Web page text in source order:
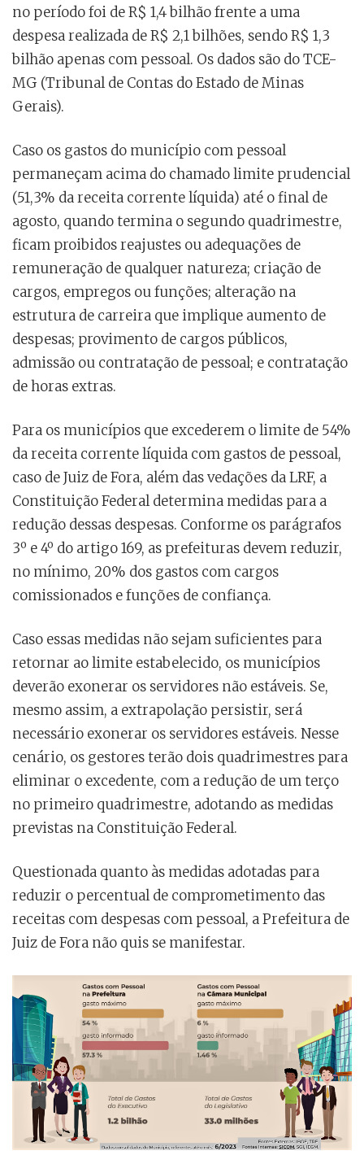
no período foi de R$ 1,4 bilhão frente a uma
despesa realizada de R$ 2,1 bilhões, sendo R$ 1,3
bilhão apenas com pessoal. Os dados são do TCE-
MG (Tribunal de Contas do Estado de Minas
Gerais).
Caso os gastos do município com pessoal
permaneçam acima do chamado limite prudencial
(51,3% da receita corrente líquida) até o final de
agosto, quando termina o segundo quadrimestre,
ficam proibidos reajustes ou adequações de
remuneração de qualquer natureza; criação de
cargos, empregos ou funções; alteração na
estrutura de carreira que implique aumento de
despesas; provimento de cargos públicos,
admissão ou contratação de pessoal; e contratação
de horas extras.
Para os municípios que excederem o limite de 54%
da receita corrente líquida com gastos de pessoal,
caso de Juiz de Fora, além das vedações da LRF, a
Constituição Federal determina medidas para a
redução dessas despesas. Conforme os parágrafos
3º e 4º do artigo 169, as prefeituras devem reduzir,
no mínimo, 20% dos gastos com cargos
comissionados e funções de confiança.
Caso essas medidas não sejam suficientes para
retornar ao limite estabelecido, os municípios
deverão exonerar os servidores não estáveis. Se,
mesmo assim, a extrapolação persistir, será
necessário exonerar os servidores estáveis. Nesse
cenário, os gestores terão dois quadrimestres para
eliminar o excedente, com a redução de um terço
no primeiro quadrimestre, adotando as medidas
previstas na Constituição Federal.
Questionada quanto às medidas adotadas para
reduzir o percentual de comprometimento das
receitas com despesas com pessoal, a Prefeitura de
Juiz de Fora não quis se manifestar.